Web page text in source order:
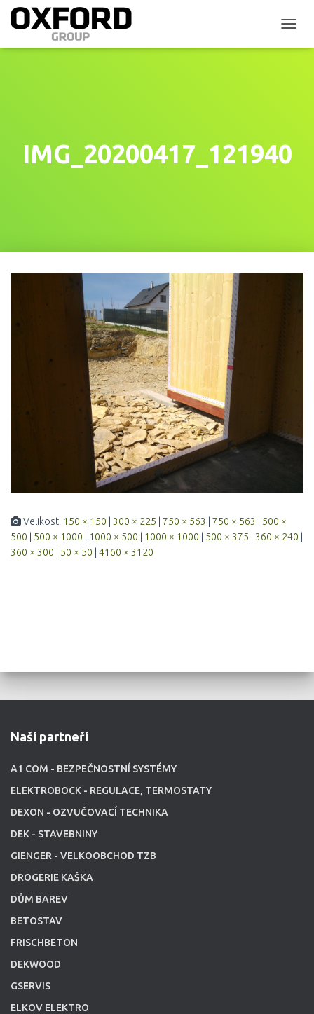
Ř
A
IMG_20200417_121940
Velikost: 150 × 150 | 300 × 225 | 750 × 563 | 750 × 563 | 500 ×
500 | 500 × 1000 | 1000 × 500 | 1000 × 1000 | 500 × 375 | 360 × 240 |
360 × 300 | 50 × 50 | 4160 × 3120
Naši partneři
A1 COM - BEZPEČNOSTNÍ SYSTÉMY
ELEKTROBOCK - REGULACE, TERMOSTATY
DEXON - OZVUČOVACÍ TECHNIKA
DEK - STAVEBNINY
GIENGER - VELKOOBCHOD TZB
DROGERIE KAŠKA
DŮM BAREV
BETOSTAV
FRISCHBETON
DEKWOOD
GSERVIS
ELKOV ELEKTRO